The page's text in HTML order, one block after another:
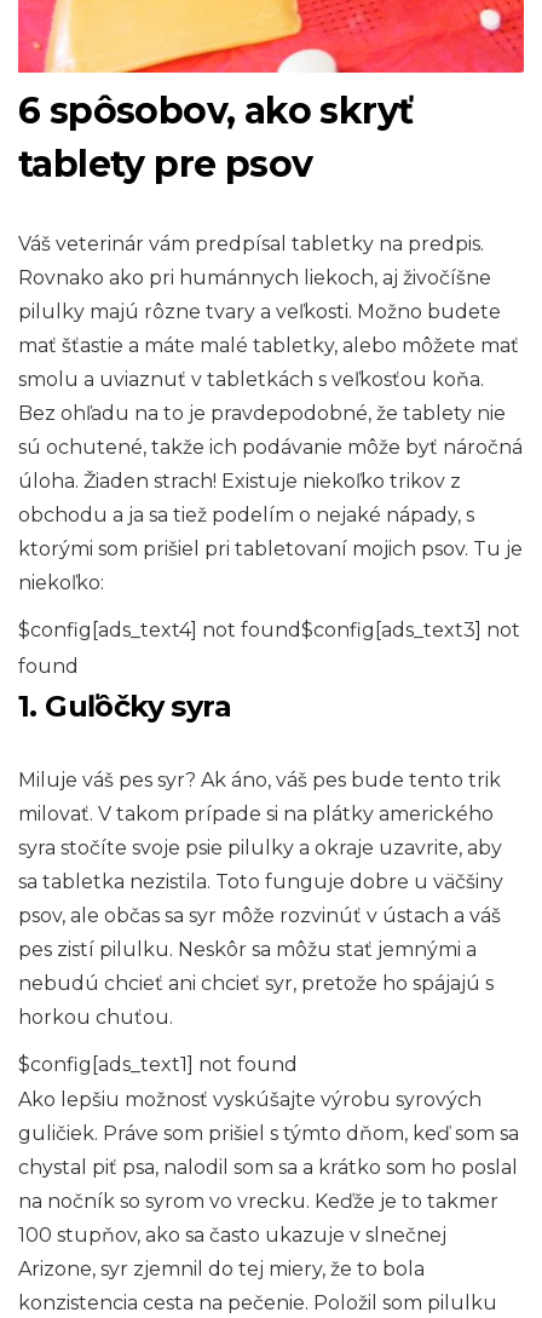
6 spôsobov, ako skryť
tablety pre psov
Váš veterinár vám predpísal tabletky na predpis.
Rovnako ako pri humánnych liekoch, aj živočíšne
pilulky majú rôzne tvary a veľkosti. Možno budete
mať šťastie a máte malé tabletky, alebo môžete mať
smolu a uviaznuť v tabletkách s veľkosťou koňa.
Bez ohľadu na to je pravdepodobné, že tablety nie
sú ochutené, takže ich podávanie môže byť náročná
úloha. Žiaden strach! Existuje niekoľko trikov z
obchodu a ja sa tiež podelím o nejaké nápady, s
ktorými som prišiel pri tabletovaní mojich psov. Tu je
niekoľko:
$config[ads_text4] not found$config[ads_text3] not
found
1. Guľôčky syra
Miluje váš pes syr? Ak áno, váš pes bude tento trik
milovať. V takom prípade si na plátky amerického
syra stočíte svoje psie pilulky a okraje uzavrite, aby
sa tabletka nezistila. Toto funguje dobre u väčšiny
psov, ale občas sa syr môže rozvinúť v ústach a váš
pes zistí pilulku. Neskôr sa môžu stať jemnými a
nebudú chcieť ani chcieť syr, pretože ho spájajú s
horkou chuťou.
$config[ads_text1] not found
Ako lepšiu možnosť vyskúšajte výrobu syrových
guličiek. Práve som prišiel s týmto dňom, keď som sa
chystal piť psa, nalodil som sa a krátko som ho poslal
na nočník so syrom vo vrecku. Keďže je to takmer
100 stupňov, ako sa často ukazuje v slnečnej
Arizone, syr zjemnil do tej miery, že to bola
konzistencia cesta na pečenie. Položil som pilulku